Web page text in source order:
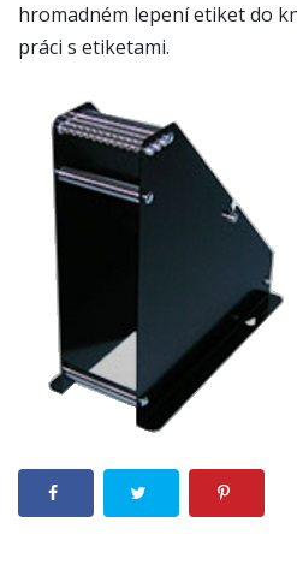
hromadném lepení etiket do
práci s etiketami.